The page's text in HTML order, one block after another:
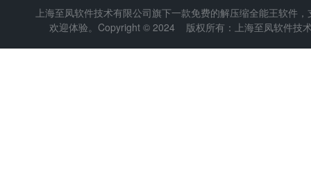
上海至凤软件技术有限公司旗下一款免费的解压缩全能王软件
欢迎体验。Copyright © 2024 版权所有：上海至凤软件技